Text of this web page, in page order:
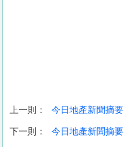
收
上一則： 今日地產新聞摘要
下一則： 今日地產新聞摘要